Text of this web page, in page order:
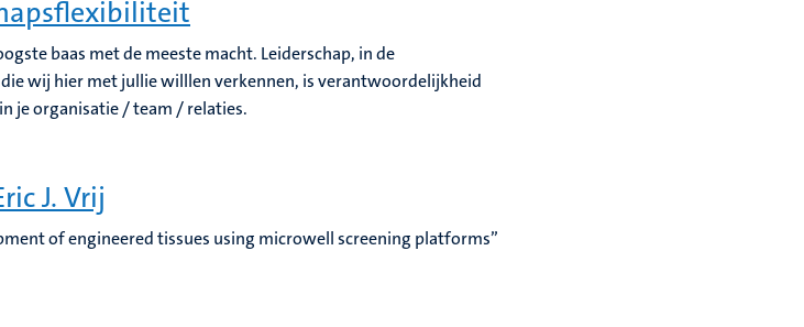
baas met de meeste macht. Leiderschap, in de
wij hier met jullie willlen verkennen, is verantwoordelijkheid
je organisatie / team / relaties.
J. Vrij
of engineered tissues using microwell screening platforms”